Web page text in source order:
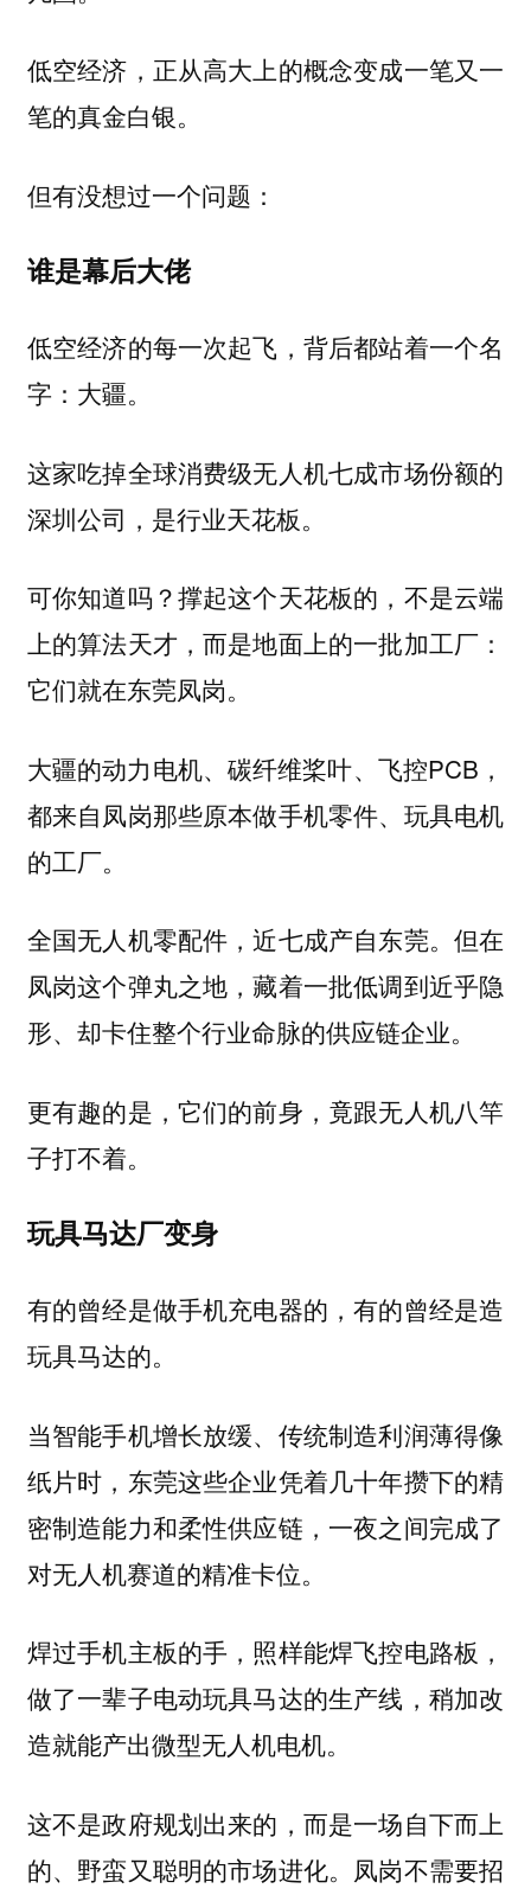
低空经济，正从高大上的概念变成一笔又一
笔的真金白银。
但有没想过一个问题：
谁是幕后大佬
低空经济的每一次起飞，背后都站着一个名
字： 大疆。
这家吃掉全球消费级无人机七成市场份额的
深圳公司，是行业天花板。
可你知道吗？撑起这个天花板的，不是云端
上的算法天才，而是地面上的一批加工厂：
它们就在东莞凤岗。
大疆的动力电机、碳纤维桨叶、飞控PCB，
都来自凤岗那些原本做手机零件、玩具电机
的工厂。
全国无人机零配件，近七成产自东莞。但在
凤岗这个弹丸之地，藏着一批低调到近乎隐
形、却卡住整个行业命脉的供应链企业。
更有趣的是，它们的前身，竟跟无人机八竿
子打不着。
玩具马达厂变身
有的曾经是做手机充电器的，有的曾经是造
玩具马达的。
当智能手机增长放缓、传统制造利润薄得像
纸片时，东莞这些企业凭着几十年攒下的精
密制造能力和柔性供应链，一夜之间完成了
对无人机赛道的精准卡位。
焊过手机主板的手，照样能焊飞控电路板，
做了一辈子电动玩具马达的生产线，稍加改
造就能产出微型无人机电机。
这不是政府规划出来的，而是一场自下而上
的、野蛮又聪明的市场进化。凤岗不需要招